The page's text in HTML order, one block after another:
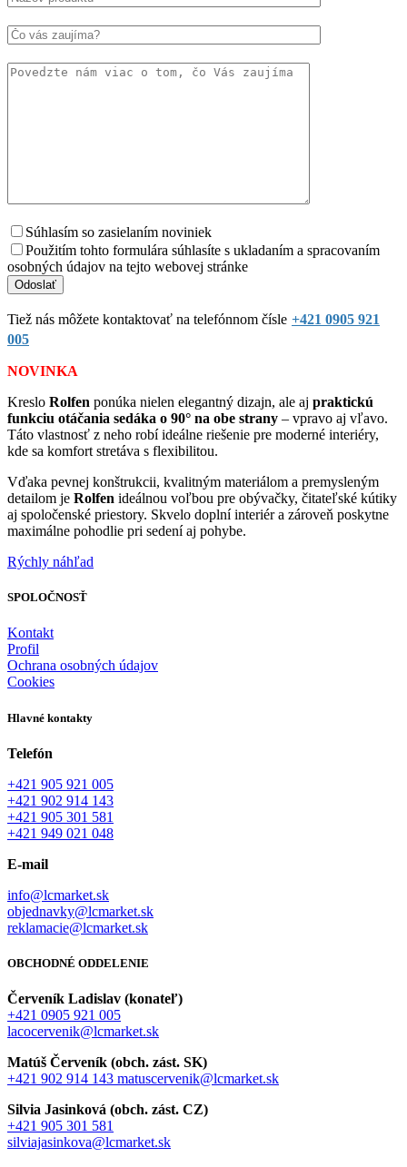
Súhlasím so zasielaním noviniek
Použitím tohto formulára súhlasíte s ukladaním a spracovaním
osobných údajov na tejto webovej stránke
Tiež nás môžete kontaktovať na telefónnom čísle +421 0905 921
005
NOVINKA
Kreslo Rolfen ponúka nielen elegantný dizajn, ale aj praktickú
funkciu otáčania sedáka o 90° na obe strany – vpravo aj vľavo.
Táto vlastnosť z neho robí ideálne riešenie pre moderné interiéry,
kde sa komfort stretáva s flexibilitou.
Vďaka pevnej konštrukcii, kvalitným materiálom a premysleným
detailom je Rolfen ideálnou voľbou pre obývačky, čitateľské kútiky
aj spoločenské priestory. Skvelo doplní interiér a zároveň poskytne
maximálne pohodlie pri sedení aj pohybe.
Rýchly náhľad
SPOLOČNOSŤ
Kontakt
Profil
Ochrana osobných údajov
Cookies
Hlavné kontakty
Telefón
+421 905 921 005
+421 902 914 143
+421 905 301 581
+421 949 021 048
E-mail
info@lcmarket.sk
objednavky@lcmarket.sk
reklamacie@lcmarket.sk
OBCHODNÉ ODDELENIE
Červeník Ladislav (konateľ)
+421 0905 921 005
lacocervenik@lcmarket.sk
Matúš Červeník (obch. zást. SK)
+421 902 914 143 matuscervenik@lcmarket.sk
Silvia Jasinková (obch. zást. CZ)
+421 905 301 581
silviajasinkova@lcmarket.sk